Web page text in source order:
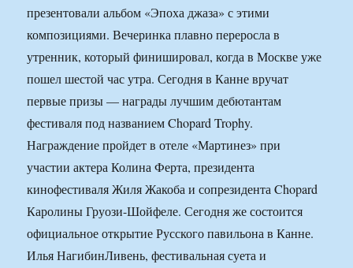
презентовали альбом «Эпоха джаза» с этими
композициями. Вечеринка плавно переросла в
утренник, который финишировал, когда в Москве уже
пошел шестой час утра. Сегодня в Канне вручат
первые призы — награды лучшим дебютантам
фестиваля под названием Chopard Trophy.
Награждение пройдет в отеле «Мартинез» при
участии актера Колина Ферта, президента
кинофестиваля Жиля Жакоба и сопрезидента Chopard
Каролины Груози-Шойфеле. Сегодня же состоится
официальное открытие Русского павильона в Канне.
Илья НагибинЛивень, фестивальная суета и